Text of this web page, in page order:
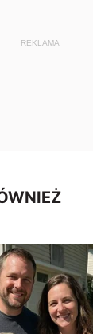
REKLAMA